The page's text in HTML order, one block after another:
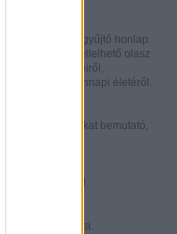
egybegyűjtő honlap.
a világban fellelhető olasz
kiadott könyveiről,
és mindennapi életéről.
dokumentumokat bemutató,
honlap.
kínáló oldal.
online változata.